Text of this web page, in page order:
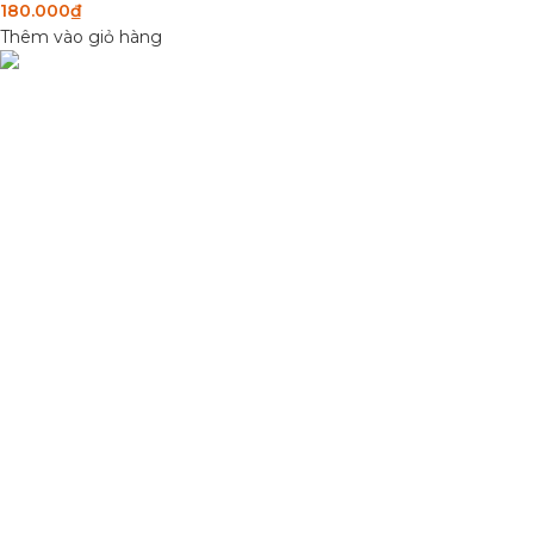
180.000₫
Thêm vào giỏ hàng